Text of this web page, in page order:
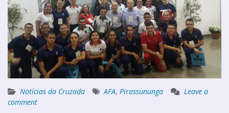
Notícias da Cruzada AFA, Pirassununga
Leave a
comment